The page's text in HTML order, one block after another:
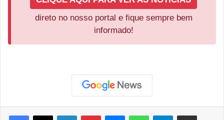
direto no nosso portal e fique sempre bem
informado!
Facebook
X LinkedinPinterestMessengerWhatsAppTelegramCompartilhar via e-mail